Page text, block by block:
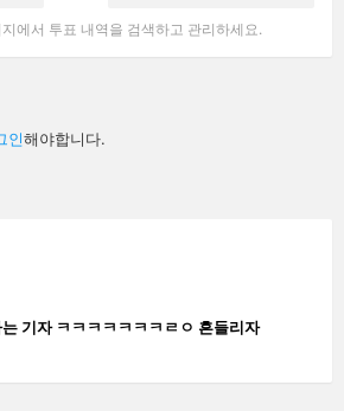
에서 투표 내역을 검색하고 관리하세요.
인해야합니다.
기자 ㅋㅋㅋㅋㅋㅋㅋㄹㅇ 흔들리자